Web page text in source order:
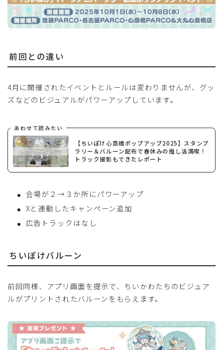
前回との違い
4月に開催されたイベントとルールは変わりませんが、グッ
ズなどのビジュアルがパワーアップしています。
あわせて読みたい
【ちいぽけ心斎橋ポップアップ2025】スタンプ
ラリー＆バルーン配布で春休みの推し活満喫！
トラック撮影もできたレポート
会場が２→３か所にパワーアップ
Xと連動したキャンペーン追加
広告トラックはなし
ちいぽけバルーン
前回同様、アプリ画面を提示で、ちいかわたちのビジュア
ルがプリントされたバルーンをもらえます。